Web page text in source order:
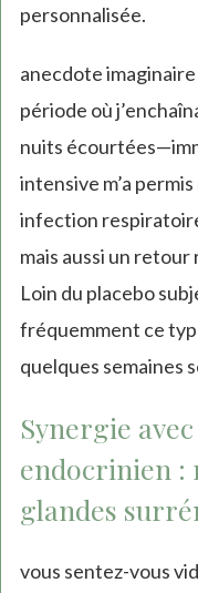
personnalisée.
anecdote imaginaire
période où
nuits
intensive m’a
infection
mais aussi un
Loin du placebo
fréquemment ce
quelques semaines
Synergie
endocrinien :
glandes
vous sentez-vous